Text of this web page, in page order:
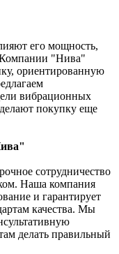
его мощность,
Компании "Нива"
ориентированную
вибрационных
покупку еще
сотрудничество
Наша компания
и гарантирует
качества. Мы
делать правильный